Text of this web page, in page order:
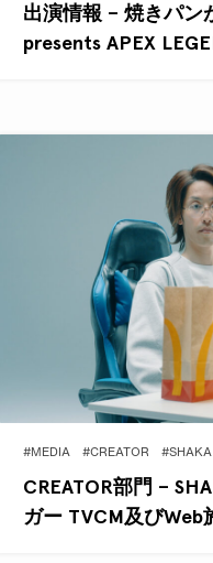
出演情報 – 焼きパン
presents APEX
#MEDIA #CREATOR #SHAKA
CREATOR部門 –
ガー TVCM及びWeb